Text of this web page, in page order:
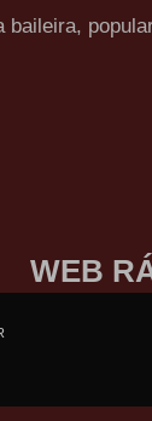
baileira,
WEB